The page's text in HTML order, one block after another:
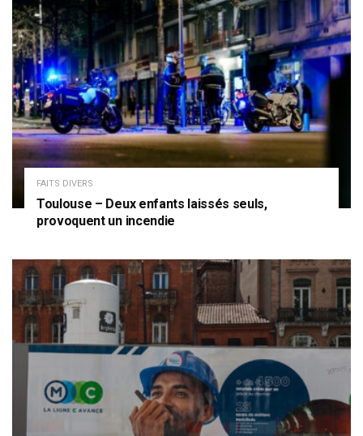
FAITS DIVERS
Toulouse – Deux enfants laissés seuls,
provoquent un incendie